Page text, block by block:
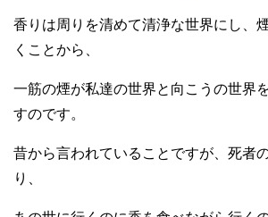
香りは周りを清めて清浄な世界にし、
くことから、
一筋の煙が私達の世界と向こうの世界
すのです。
昔から言われていることですが、死者
り、